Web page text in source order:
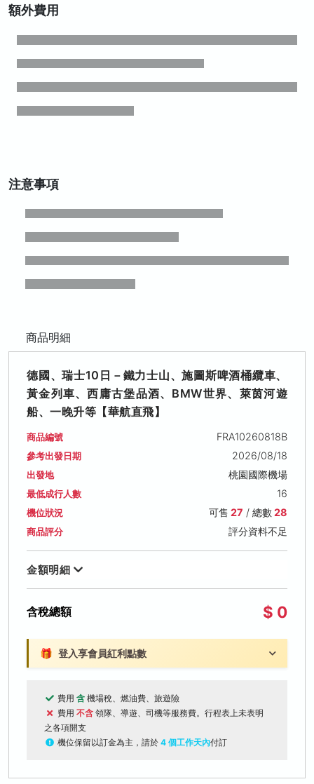
額外費用
注意事項
商品明細
德國、瑞士10日－鐵力士山、施圖斯啤酒桶纜車、
黃金列車、西庸古堡品酒、BMW世界、萊茵河遊
船、一晚升等【華航直飛】
商品編號 FRA10260818B
參考出發日期 2026/08/18
出發地 桃園國際機場
最低成行人數 16
機位狀況 可售 27 / 總數28
商品評分 評分資料不足
金額明細
含稅總額 $ 0
🎁 登入享會員紅利點數
費用 含 機場稅、燃油費、旅遊險
費用 不含 領隊、導遊、司機等服務費。行程表上未表明
之各項開支
機位保留以訂金為主，請於 4 個工作天內付訂